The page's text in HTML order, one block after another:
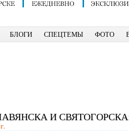
БЛОГИ СПЕЦТЕМЫ ФОТО
И